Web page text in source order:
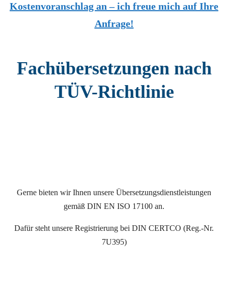
Kostenvoranschlag an – ich freue mich auf Ihre
Anfrage!
Fachübersetzungen nach
TÜV-Richtlinie
Gerne bieten wir Ihnen unsere Übersetzungsdienstleistungen
gemäß DIN EN ISO 17100 an.
Dafür steht unsere Registrierung bei DIN CERTCO (Reg.-Nr.
7U395)